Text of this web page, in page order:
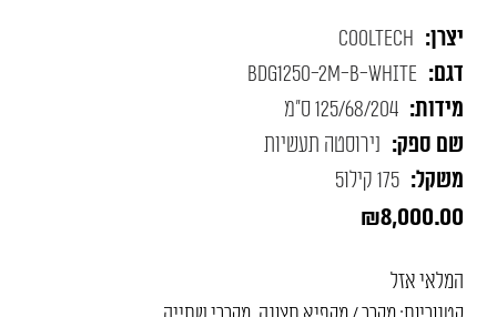
יצרן: CoolTech
דגם: BDG1250-2M-B-WHITE
מידות: 125/68/204 ס"מ
שם ספק: נירוסטה תעשיות
משקל: 175 קילו5
₪8,000.00
המלאי אזל